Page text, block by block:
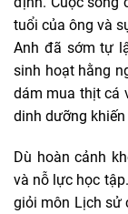
tuổi của ông và
Anh đã sớm tự
sinh hoạt hằng
dám mua thịt cá
dinh dưỡng
Dù hoàn cảnh
và nỗ lực học
giỏi môn Lịch sử